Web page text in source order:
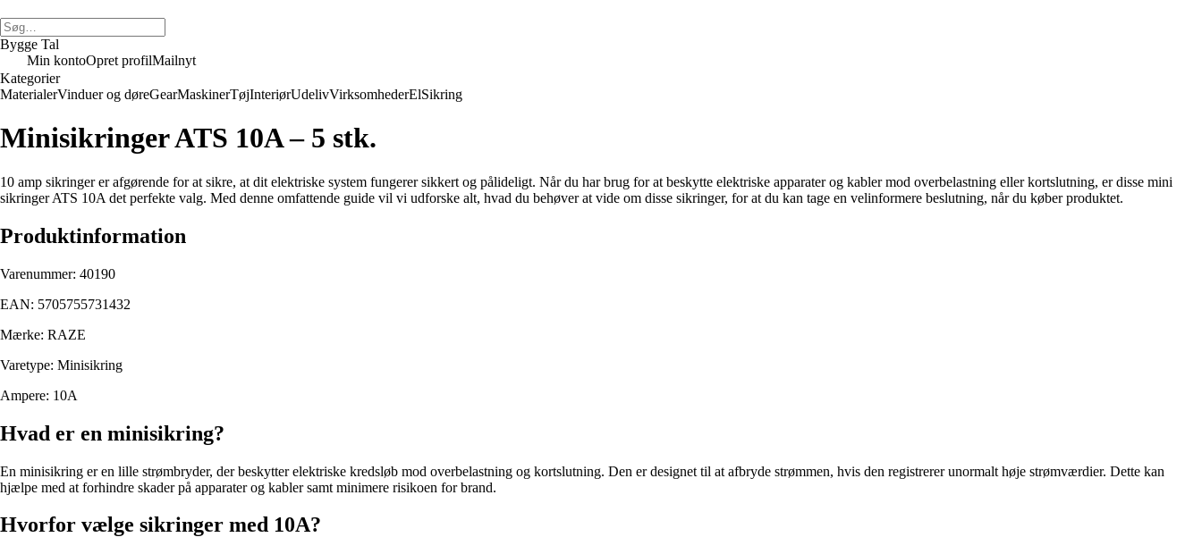
Bygge Tal
Min kontoOpret profilMailnyt
Kategorier
MaterialerVinduer og døreGearMaskinerTøjInteriørUdelivVirksomhederElSikring
Minisikringer ATS 10A – 5 stk.
10 amp sikringer er afgørende for at sikre, at dit elektriske system fungerer sikkert og pålideligt. Når du har brug for at beskytte elektriske apparater og kabler mod overbelastning eller kortslutning, er disse mini
sikringer ATS 10A det perfekte valg. Med denne omfattende guide vil vi udforske alt, hvad du behøver at vide om disse sikringer, for at du kan tage en velinformere beslutning, når du køber produktet.
Produktinformation
Varenummer: 40190
EAN: 5705755731432
Mærke: RAZE
Varetype: Minisikring
Ampere: 10A
Hvad er en minisikring?
En minisikring er en lille strømbryder, der beskytter elektriske kredsløb mod overbelastning og kortslutning. Den er designet til at afbryde strømmen, hvis den registrerer unormalt høje strømværdier. Dette kan
hjælpe med at forhindre skader på apparater og kabler samt minimere risikoen for brand.
Hvorfor vælge sikringer med 10A?